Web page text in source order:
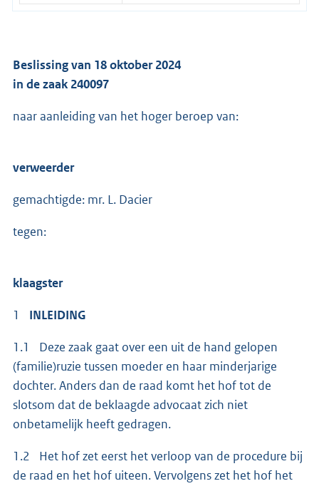
Beslissing van 18 oktober 2024
in de zaak 240097
naar aanleiding van het hoger beroep van:
verweerder
gemachtigde: mr. L. Dacier
tegen:
klaagster
1 INLEIDING
1.1 Deze zaak gaat over een uit de hand gelopen
(familie)ruzie tussen moeder en haar minderjarige
dochter. Anders dan de raad komt het hof tot de
slotsom dat de beklaagde advocaat zich niet
onbetamelijk heeft gedragen.
1.2 Het hof zet eerst het verloop van de procedure bij
de raad en het hof uiteen. Vervolgens zet het hof het